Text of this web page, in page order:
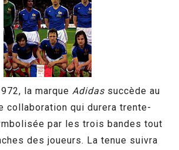
la marque Adidas succède au
collaboration qui durera trente-
par les trois bandes tout
des joueurs. La tenue suivra